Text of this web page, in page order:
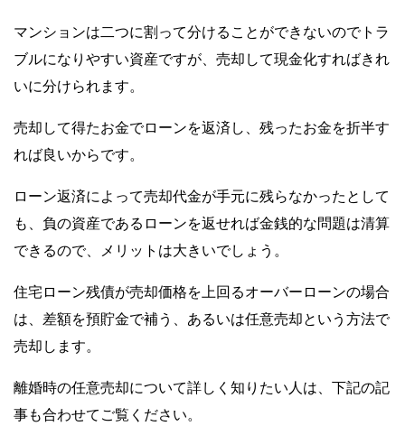
マンションは二つに割って分けることができないのでトラ
ブルになりやすい資産ですが、売却して現金化すればきれ
いに分けられます。
売却して得たお金でローンを返済し、残ったお金を折半す
れば良いからです。
ローン返済によって売却代金が手元に残らなかったとして
も、負の資産であるローンを返せれば金銭的な問題は清算
できるので、メリットは大きいでしょう。
住宅ローン残債が売却価格を上回るオーバーローンの場合
は、差額を預貯金で補う、あるいは任意売却という方法で
売却します。
離婚時の任意売却について詳しく知りたい人は、下記の記
事も合わせてご覧ください。